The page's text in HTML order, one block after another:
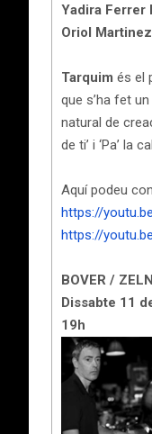
Yadira Ferrer
Oriol Martinez
Tarquim és el
que s’ha fet
natural de
de ti’ i ‘Pa’ la
Aquí podeu
https://
https://
BOVER /
Dissabte 11
19h